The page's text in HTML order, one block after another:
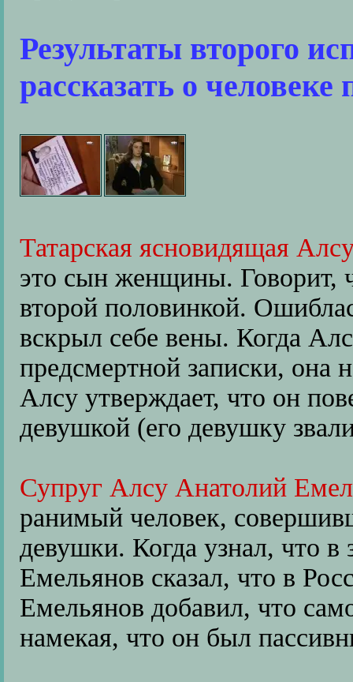
Результаты второго
рассказать о человеке
Татарская ясновидящая
это сын женщины. Говорит,
второй половинкой.
вскрыл себе вены. Когда
предсмертной записки, она
Алсу утверждает, что он
девушкой (его девушку
Супруг Алсу Анатолий
ранимый человек,
девушки. Когда узнал, что в
Емельянов сказал, что в
Емельянов добавил, что
намекая, что он был